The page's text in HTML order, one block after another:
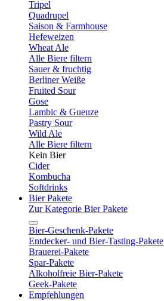
Tripel
Quadrupel
Saison & Farmhouse
Hefeweizen
Wheat Ale
Alle Biere filtern
Sauer & fruchtig
Berliner Weiße
Fruited Sour
Gose
Lambic & Gueuze
Pastry Sour
Wild Ale
Alle Biere filtern
Kein Bier
Cider
Kombucha
Softdrinks
Bier Pakete
Zur Kategorie Bier Pakete
Bier-Geschenk-Pakete
Entdecker- und Bier-Tasting-Pakete
Brauerei-Pakete
Spar-Pakete
Alkoholfreie Bier-Pakete
Geek-Pakete
Empfehlungen